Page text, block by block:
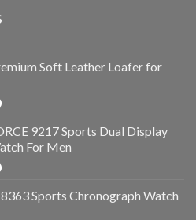
Soft Leather Loafer for
9217 Sports Dual Display
For Men
Sports Chronograph Watch